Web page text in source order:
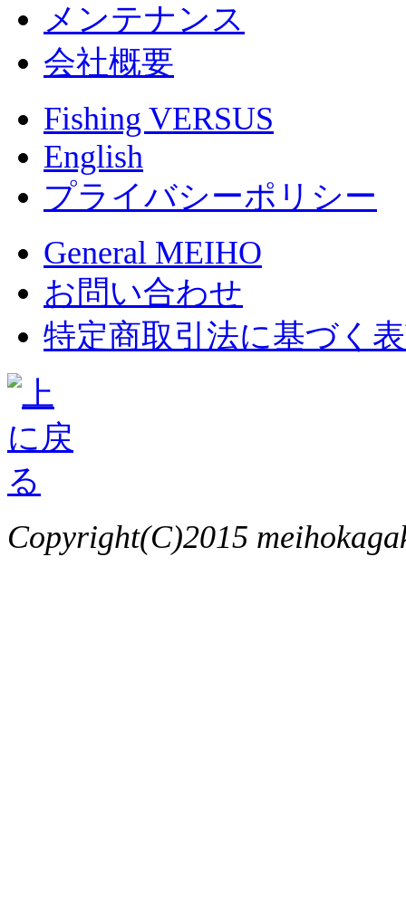
メンテナンス
会社概要
Fishing VERSUS
English
プライバシーポリシー
General MEIHO
お問い合わせ
特定商取引法に基づく
Copyright(C)2015